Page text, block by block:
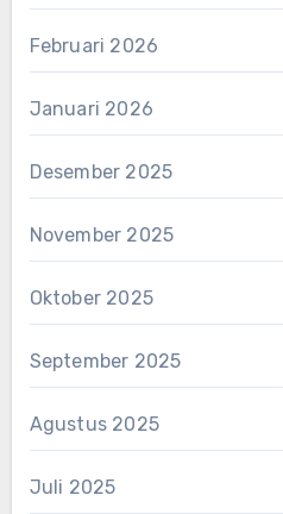
Februari 2026
Januari 2026
Desember 2025
November 2025
Oktober 2025
September 2025
Agustus 2025
Juli 2025